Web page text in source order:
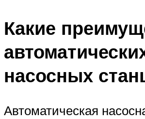
Какие
насосных
Автоматическая